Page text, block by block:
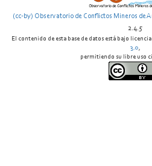
(cc-by) Observatorio de Conflictos Mineros de
2.4.5
El contenido de esta base de datos está bajo licencia
3.0,
permitiendo su libre uso